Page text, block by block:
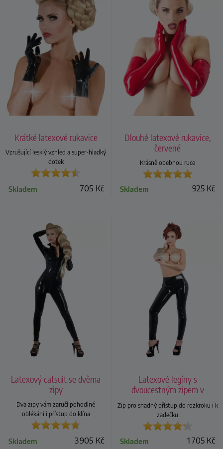
Krátké latexové rukavice
Vzrušující lesklý vzhled a super-hladký
dotek
705 Kč
Skladem
Dlouhé latexové rukavice,
červené
Krásně obebnou ruce
925 Kč
Skladem
Latexový catsuit se dvěma
zipy
Dva zipy vám zaručí pohodlné
oblékání i přístup do klína
3 905 Kč
Skladem
Latexové legíny s
dvoucestným zipem v
rozkroku, unisex
Zip pro snadný přístup do rozkroku i k
zadečku
1 705 Kč
Skladem